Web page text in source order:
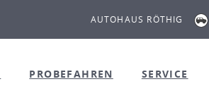
AUTOHAUS RÖTHIG
PROBEFAHREN SERVICE